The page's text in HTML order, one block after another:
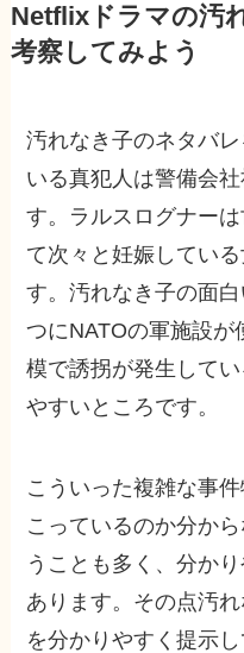
Netflixドラマの汚
考察してみよう
汚れなき子のネタバ
いる真犯人は警備会
す。ラルスログナー
て次々と妊娠してい
す。汚れなき子の面
つにNATOの軍施設が
模で誘拐が発生して
やすいところです。
こういった複雑な事
こっているのか分か
うことも多く、分か
あります。その点汚
を分かりやすく提示